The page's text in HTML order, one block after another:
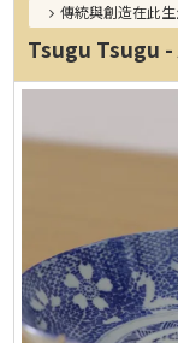
傳統與創造在此
Tsugu Tsugu